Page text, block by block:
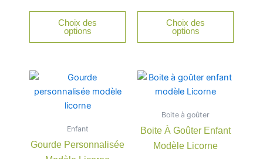
Choix des
options
être
Choix des
options
être
Enfant
Gourde Personnalisée
Boite à goûter
Boite À Goûter Enfant
Modèle Licorne